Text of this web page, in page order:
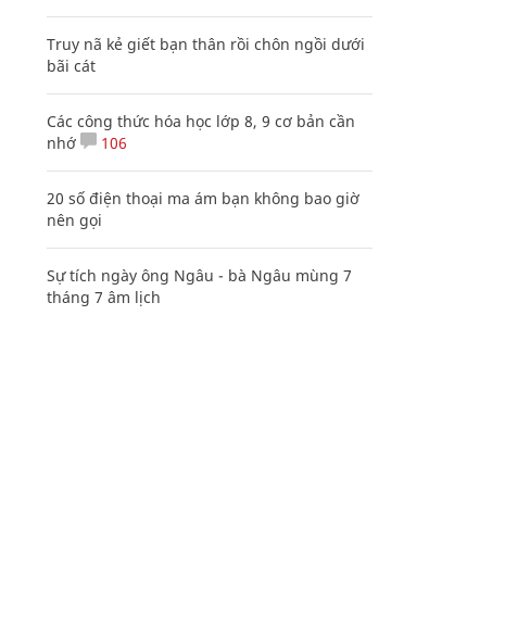
Truy nã kẻ giết bạn thân rồi chôn ngồi dưới
bãi cát
Các công thức hóa học lớp 8, 9 cơ bản cần
nhớ
106
20 số điện thoại ma ám bạn không bao giờ
nên gọi
Sự tích ngày ông Ngâu - bà Ngâu mùng 7
tháng 7 âm lịch